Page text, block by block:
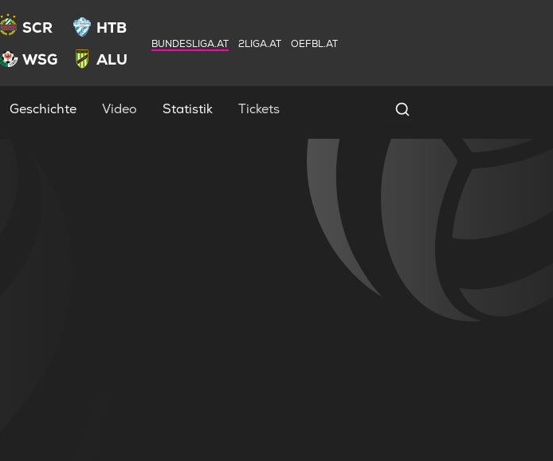
SCR
HTB
WSG ALU
BUNDESLIGA.AT 2LIGA.AT OEFBL.AT
Geschichte Video Statistik Tickets Spielersuche